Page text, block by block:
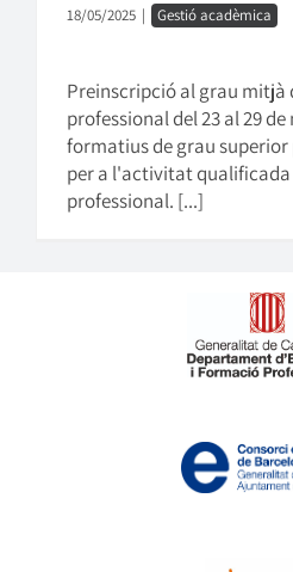
18/05/2025 | Gestió acadèmica
Preinscripció al grau mitjà
professional del 23 al 29
formatius de grau
per a l'activitat qualificada
professional. [...]